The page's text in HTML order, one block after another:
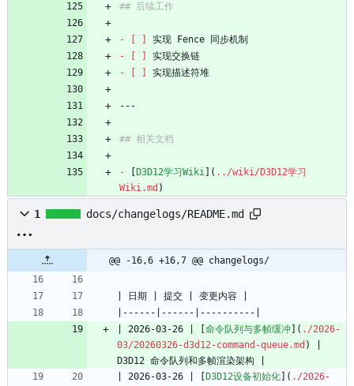
-
-
-
- D3D12学习Wiki ]( ../wiki/D3D12学习
Wiki.md )
1 docs/changelogs/README.md
@@ -16,6 +16,7 @@ changelogs/
| 2026-03-26 | [ 命令队列与多帧缓冲 ]( ./2026-
03/20260326-d3d12-command-queue.md ) |
| 2026-03-26 | [
D3D12设备初始化 ]( ./2026-